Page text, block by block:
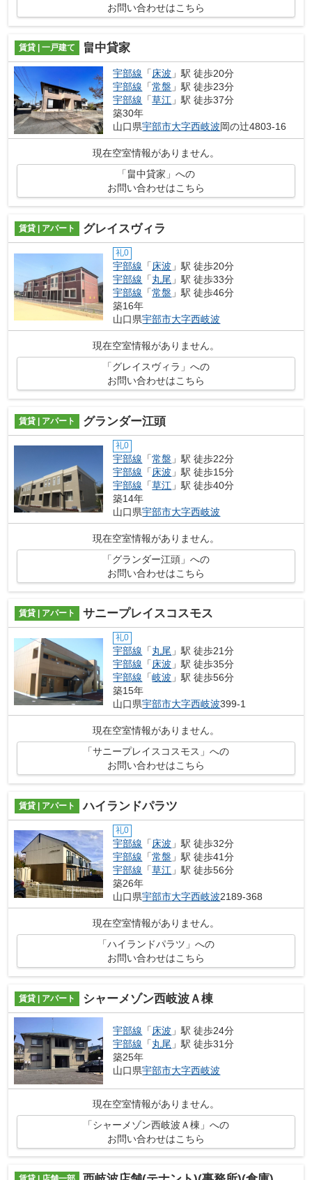
お問い合わせはこちら
賃貸 | 一戸建て 畠中貸家
宇部線 「 床波 」駅 徒歩20分
宇部線 「常盤 」駅 徒歩23分
宇部線 「草江 」駅 徒歩37分
築30年
山口県宇部市大字西岐波岡の辻4803-16
現在空室情報がありません。
「畠中貸家」への
お問い合わせはこちら
賃貸 | アパート グレイスヴィラ
礼0
宇部線 「 床波 」駅 徒歩20分
宇部線 「丸尾 」駅 徒歩33分
宇部線 「常盤 」駅 徒歩46分
築16年
山口県宇部市大字西岐波
現在空室情報がありません。
「グレイスヴィラ」への
お問い合わせはこちら
賃貸 | アパート グランダー江頭
礼0
宇部線 「常盤 」駅 徒歩22分
宇部線 「 床波 」駅 徒歩15分
宇部線 「草江 」駅 徒歩40分
築14年
山口県宇部市大字西岐波
現在空室情報がありません。
「グランダー江頭」への
お問い合わせはこちら
賃貸 | アパート サニープレイスコスモス
礼0
宇部線 「丸尾 」駅 徒歩21分
宇部線 「床波 」駅 徒歩35分
宇部線 「岐波 」駅 徒歩56分
築15年
山口県宇部市大字西岐波399-1
現在空室情報がありません。
「サニープレイスコスモス」への
お問い合わせはこちら
賃貸 | アパート ハイランドパラツ
礼0
宇部線 「 床波 」駅 徒歩32分
宇部線 「常盤 」駅 徒歩41分
宇部線 「草江 」駅 徒歩56分
築26年
山口県宇部市大字西岐波2189-368
現在空室情報がありません。
「ハイランドパラツ」への
お問い合わせはこちら
賃貸 | アパート シャーメゾン西岐波Ａ棟
宇部線 「床波 」駅 徒歩24分
宇部線 「丸尾 」駅 徒歩31分
築25年
山口県宇部市大字西岐波
現在空室情報がありません。
「シャーメゾン西岐波Ａ棟」への
お問い合わせはこちら